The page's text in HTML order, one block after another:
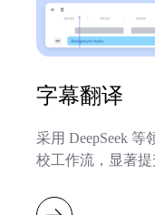
字幕翻译
采用 DeepSeek
校工作流，显著提